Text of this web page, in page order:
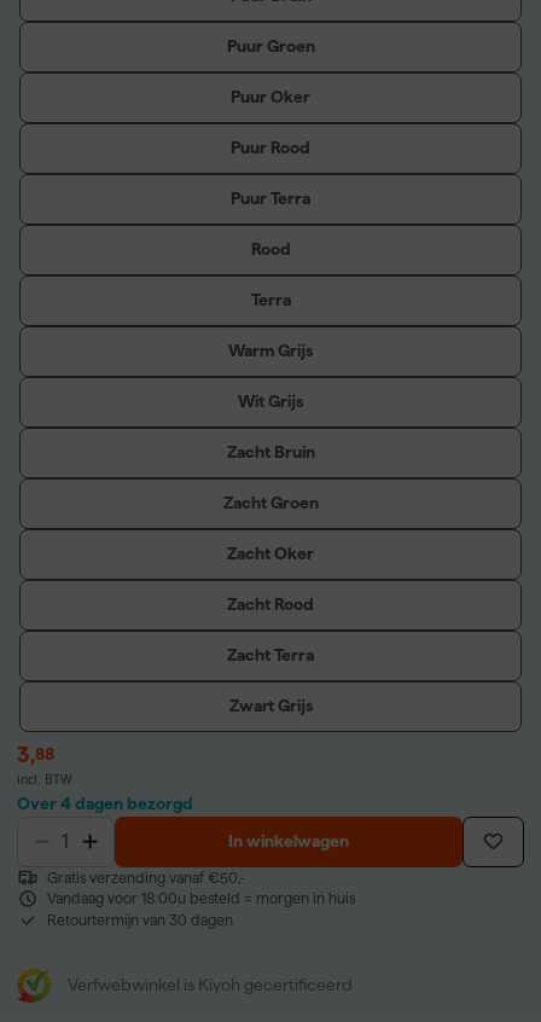
Puur Groen
Puur Oker
Puur Rood
Puur Terra
Rood
Terra
Warm Grijs
Wit Grijs
Zacht Bruin
Zacht Groen
Zacht Oker
Zacht Rood
Zacht Terra
Zwart Grijs
3,88
incl. BTW
Over 4 dagen bezorgd
In winkelwagen
Gratis verzending vanaf €50,-
Vandaag voor 18:00u besteld = morgen in huis
Retourtermijn van 30 dagen
Verfwebwinkel is Kiyoh gecertificeerd